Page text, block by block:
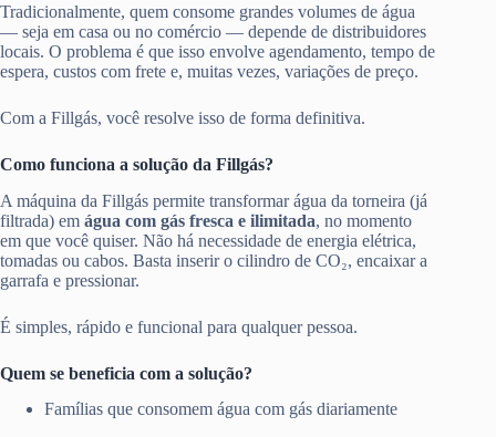
Tradicionalmente, quem consome grandes volumes de água
— seja em casa ou no comércio — depende de distribuidores
locais. O problema é que isso envolve agendamento, tempo de
espera, custos com frete e, muitas vezes, variações de preço.
Com a Fillgás, você resolve isso de forma definitiva.
Como funciona a solução da Fillgás?
A máquina da Fillgás permite transformar água da torneira (já
filtrada) em água com gás fresca e ilimitada, no momento
em que você quiser. Não há necessidade de energia elétrica,
tomadas ou cabos. Basta inserir o cilindro de CO₂, encaixar a
garrafa e pressionar.
É simples, rápido e funcional para qualquer pessoa.
Quem se beneficia com a solução?
Famílias que consomem água com gás diariamente